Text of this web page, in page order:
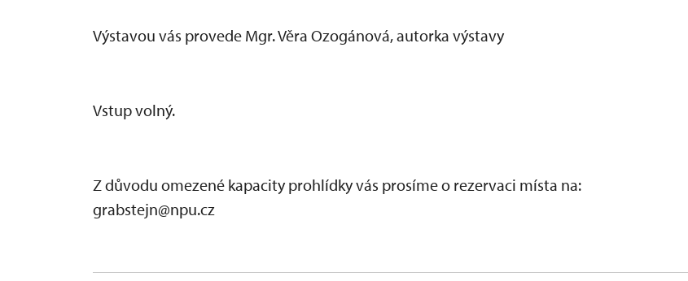
Výstavou vás provede Mgr. Věra Ozogánová, autorka výstavy
Vstup volný.
Z důvodu omezené kapacity prohlídky vás prosíme o rezervaci místa na:
grabstejn@npu.cz